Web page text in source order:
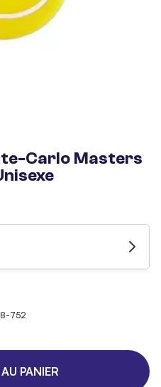
Carlo Masters
752
PANIER